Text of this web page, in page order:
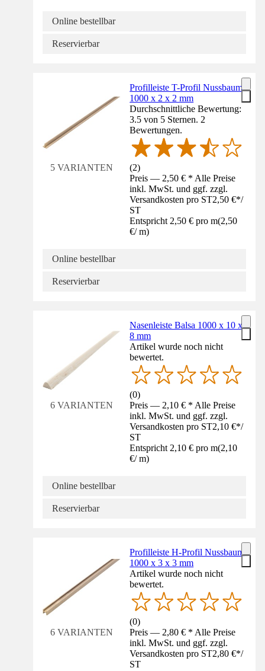
Online bestellbar
Reservierbar
5 VARIANTEN
Profilleiste T-Profil Nussbaum
1000 x 2 x 2 mm
Durchschnittliche Bewertung:
3.5 von 5 Sternen. 2
Bewertungen.
(2)
Preis — 2,50 € * Alle Preise
inkl. MwSt. und ggf. zzgl.
Versandkosten pro ST2,50 €*/
ST
Entspricht 2,50 € pro m(2,50
€/ m)
Online bestellbar
Reservierbar
6 VARIANTEN
Nasenleiste Balsa 1000 x 10 x
8 mm
Artikel wurde noch nicht
bewertet.
(0)
Preis — 2,10 € * Alle Preise
inkl. MwSt. und ggf. zzgl.
Versandkosten pro ST2,10 €*/
ST
Entspricht 2,10 € pro m(2,10
€/ m)
Online bestellbar
Reservierbar
6 VARIANTEN
Profilleiste H-Profil Nussbaum
1000 x 3 x 3 mm
Artikel wurde noch nicht
bewertet.
(0)
Preis — 2,80 € * Alle Preise
inkl. MwSt. und ggf. zzgl.
Versandkosten pro ST2,80 €*/
ST